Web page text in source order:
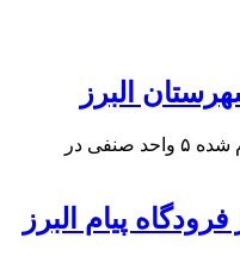
محمد نصیری گفت: در ۴۵ بازدید انجام شده ۵ واحد صنفی در
پیام البرز